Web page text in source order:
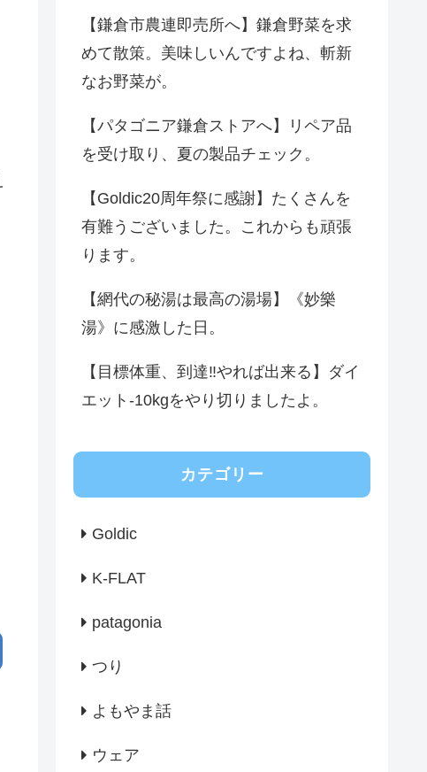
【鎌倉市農連即売所へ】鎌倉野菜を求
めて散策。美味しいんですよね、斬新
なお野菜が。
【パタゴニア鎌倉ストアへ】リペア品
を受け取り、夏の製品チェック。
【Goldic20周年祭に感謝】たくさんを
有難うございました。これからも頑張
ります。
【網代の秘湯は最高の湯場】《妙樂
湯》に感激した日。
【目標体重、到達‼️やれば出来る】ダイ
エット-10kgをやり切りましたよ。
カテゴリー
Goldic
K-FLAT
patagonia
つり
よもやま話
ウェア